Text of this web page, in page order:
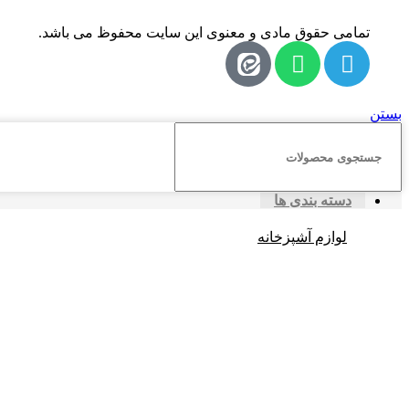
تمامی حقوق مادی و معنوی این سایت محفوظ می باشد.
بستن
دسته بندی ها
لوازم آشپزخانه